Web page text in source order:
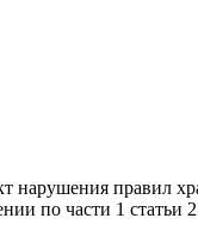
правил
по части 1 статьи